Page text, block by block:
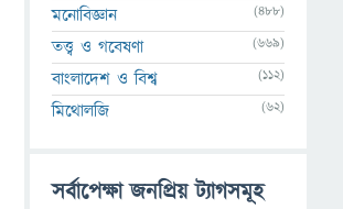
মনোবিজ্ঞান (488)
তত্ত্ব ও গবেষণা (669)
বাংলাদেশ ও বিশ্ব (112)
মিথোলজি (62)
সর্বাপেক্ষা জনপ্রিয় ট্যাগসমূহ